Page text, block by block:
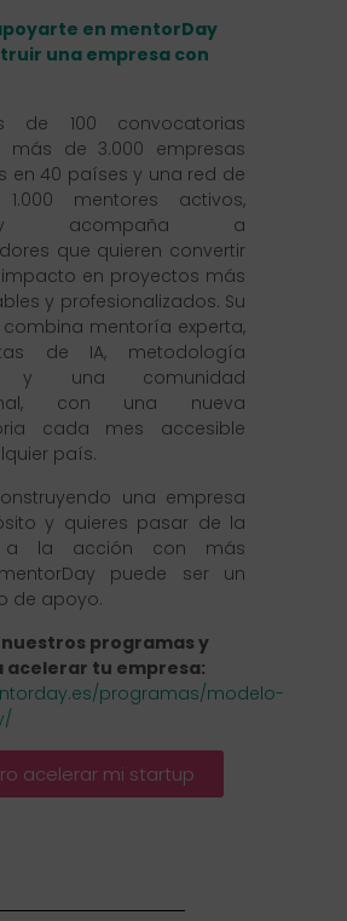
en mentorDay
una empresa con
de 100 convocatorias
más de 3.000 empresas
en 40 países y una red de
mentores activos,
acompaña a
que quieren convertir
en proyectos más
y profesionalizados. Su
mentoría experta,
de IA, metodología
y una comunidad
con una nueva
cada mes accesible
país.
una empresa
y quieres pasar de la
a la acción con más
puede ser un
de apoyo.
programas y
acelerar tu empresa:
programas/modelo-
acelerar mi startup